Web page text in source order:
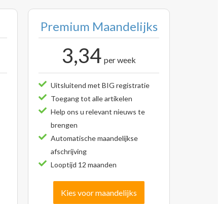
Premium Maandelijks
3,34 per week
Uitsluitend met BIG registratie
Toegang tot alle artikelen
Help ons u relevant nieuws te
brengen
Automatische maandelijkse
afschrijving
Looptijd 12 maanden
Kies voor maandelijks